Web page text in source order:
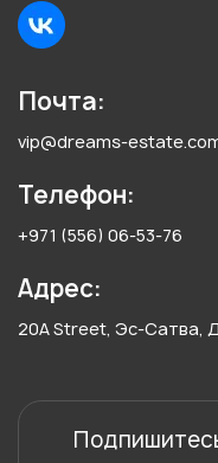
Почта:
vip@dreams-
Телефон:
+971 (556) 06-53-76
Адрес:
20A Street, Эс-Сатва,